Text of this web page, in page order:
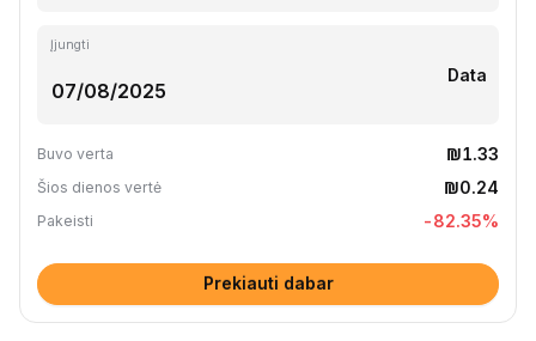
Įjungti
Data
Buvo verta ₪1.33
Šios dienos vertė ₪0.24
Pakeisti -82.35%
Prekiauti dabar